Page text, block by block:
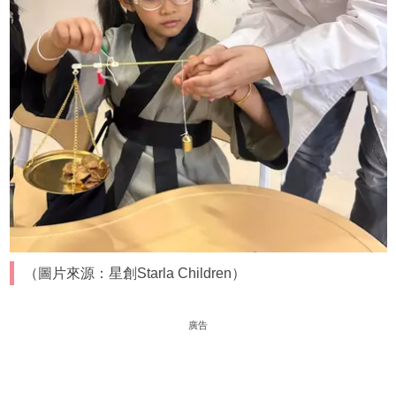
（圖片來源：星創Starla Children）
廣告